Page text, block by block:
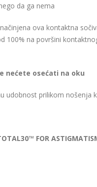
da ga nema
ova kontaktna
na površini
nećete osećati na oku
udobnost prilikom nošenja
FOR